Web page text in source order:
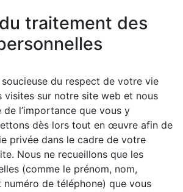
traitement des
du respect de votre vie
visites sur notre site web et nous
l’importance que vous y
dès lors tout en œuvre afin de
privée dans le cadre de votre
Nous ne recueillons que les
(comme le prénom, nom,
numéro de téléphone) que vous